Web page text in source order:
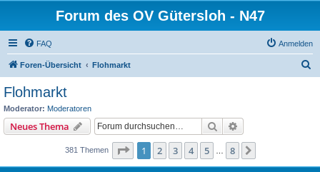
Forum des OV Gütersloh - N47
FAQ Anmelden
Foren-Übersicht Flohmarkt
Flohmarkt
Moderator: Moderatoren
Neues Thema Suche
381 Themen Seite 1von
1 2 3 4 5 8